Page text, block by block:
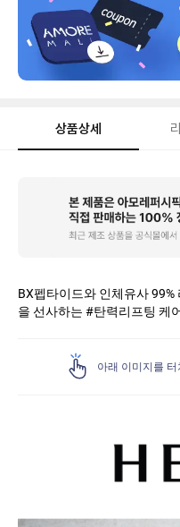
상품상세
BX펩타이드와 인체유사
을 선사하는 #탄력리프팅 케
아래 이미지를